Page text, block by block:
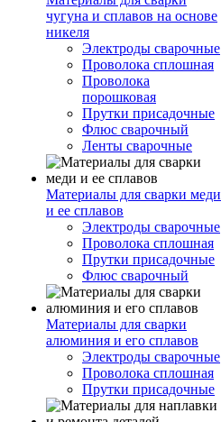
чугуна и сплавов на основе
никеля
Электроды сварочные
Проволока сплошная
Проволока
порошковая
Прутки присадочные
Флюс сварочный
Ленты сварочные
Материалы для сварки меди
и ее сплавов
Электроды сварочные
Проволока сплошная
Прутки присадочные
Флюс сварочный
Материалы для сварки
алюминия и его сплавов
Электроды сварочные
Проволока сплошная
Прутки присадочные